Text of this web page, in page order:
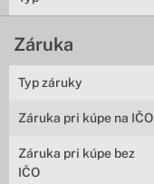
Záruka
Typ záruky
Záruka pri kúpe na IČO
Záruka pri kúpe bez
IČO